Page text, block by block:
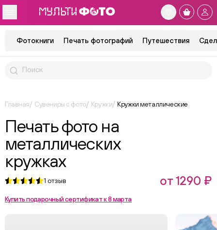
Фотокниги Печать фотографий Путешествия
Главная Сувениры с фото Кружки Кружки металлические
Печать фото на
металлических
кружках
1 отзыв от 1290 ₽
Купить подарочный сертификат к 8 марта